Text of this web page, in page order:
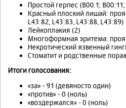
Простой герпес (B00.1;
Красный плоский лишай:
L43:82, L43:83, L43:88, L43:89)
Лейкоплакия (2)
Многоформная эритема:
Некротический язвенный
Стоматит и родственные
Итоги голосования:
«за» - 91 (девяносто один)
«против» - 0 (ноль)
«воздержался» - 0 (ноль)